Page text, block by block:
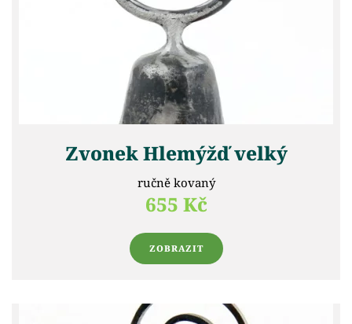
Zvonek Hlemýžď velký
ručně kovaný
655 Kč
ZOBRAZIT